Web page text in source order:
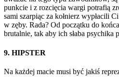
punkcie i z rozcięcia wargi potrafią
sami szarpiąc za kołnierz wypłacili
w zęby. Rada? Od początku do
brutalnie, tak aby ich słaba psychika
9. HIPSTER
Na każdej macie musi być jakiś